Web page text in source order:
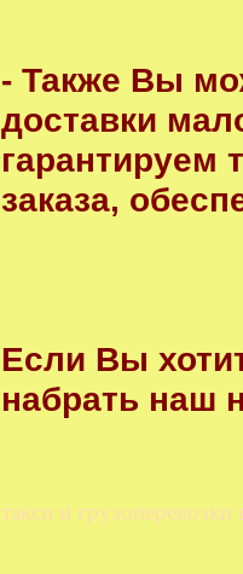
- Также Вы
доставки
гарантируем
заказа,
Если Вы
набрать наш
такси и грузоперевозки